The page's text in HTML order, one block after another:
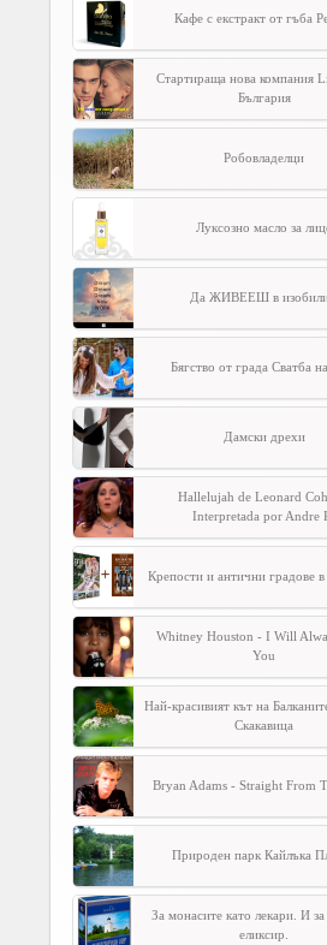
Кафе с екстракт от гъба
Стартираща нова компания
България
Робовладелци
Луксозно масло за
Да ЖИВЕЕШ в
Бягство от града Сватба
Дамски дрехи
Hallelujah de Leonard
Interpretada por Andre
Крепости и антични градове в
Whitney Houston - I Will
You
Най-красивият кът на
Скакавица
Bryan Adams - Straight From
Природен парк Кайлъка
За монасите като лекари. И за
еликсир.